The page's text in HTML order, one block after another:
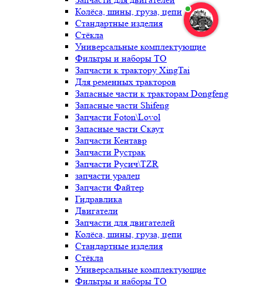
Колёса, шины, груза, цепи
Стандартные изделия
Стёкла
Универсальные комплектующие
Фильтры и наборы ТО
Запчасти к трактору XingTai
Для ременных тракторов
Запасные части к тракторам Dongfeng
Запасные части Shifeng
Запчасти Foton\Lovol
Запасные части Скаут
Запчасти Кентавр
Запчасти Рустрак
Запчасти Русич\TZR
запчасти уралец
Запчасти Файтер
Гидравлика
Двигатели
Запчасти для двигателей
Колёса, шины, груза, цепи
Стандартные изделия
Стёкла
Универсальные комплектующие
Фильтры и наборы ТО